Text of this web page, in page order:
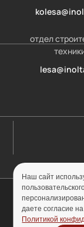
отдел
© ООО
Политика
Наш сайт
даете согласие
Политикой